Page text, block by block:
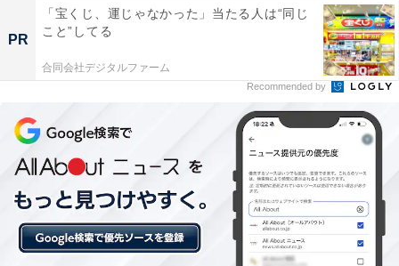
湯を堪能できる宿
PR
「宝くじ、運じゃなかった」当たる人は“同じ
こと”してる
合同会社デジタルファーム
Recommended by